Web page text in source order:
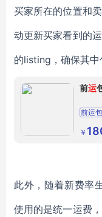
买家所在的位置和
动更新买家看到的
的listing，确保其中
前运
前运包
￥
此外，随着新费率
使用的是统一运费